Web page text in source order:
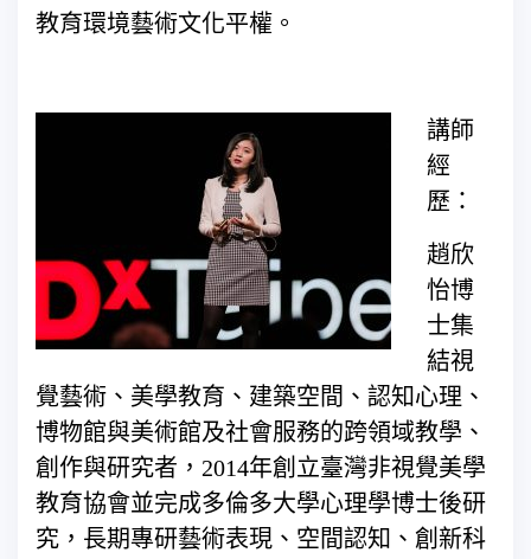
教育環境藝術文化平權。
講師
經
歷：
趙欣
怡博
士集
結視
覺藝術、美學教育、建築空間、認知心理、
博物館與美術館及社會服務的跨領域教學、
創作與研究者，2014年創立臺灣非視覺美學
教育協會並完成多倫多大學心理學博士後研
究，長期專研藝術表現、空間認知、創新科